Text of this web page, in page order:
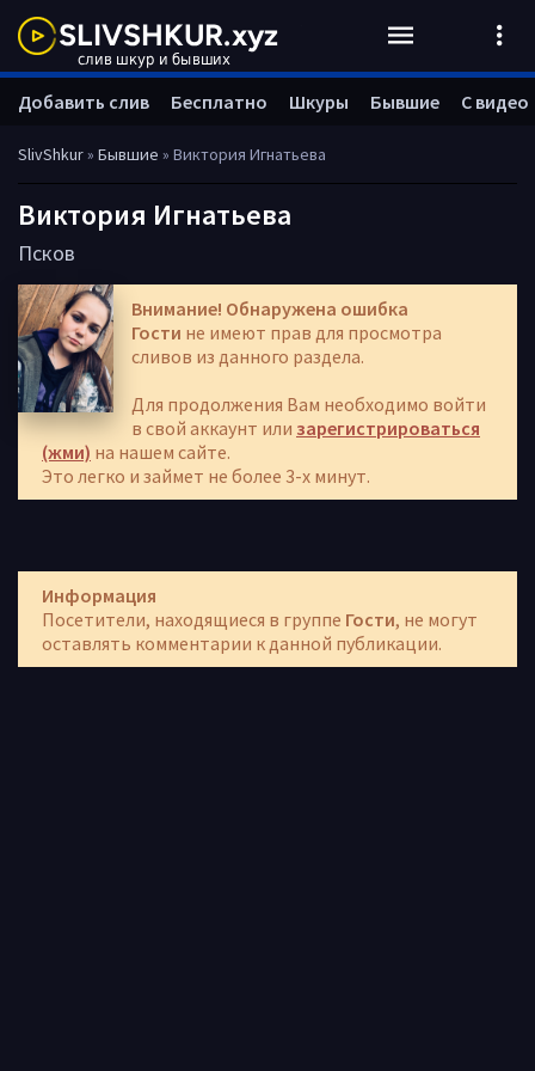
SlivShkur» Бывшие » Виктория Игнатьева
Виктория Игнатьева
Псков
Внимание! Обнаружена ошибка
Гости не имеют прав для просмотра
сливов из данного раздела.
Для продолжения Вам необходимо войти
в свой аккаунт или зарегистрироваться
(жми) на нашем сайте.
Это легко и займет не более 3-х минут.
Информация
Посетители, находящиеся в группе Гости, не могут
оставлять комментарии к данной публикации.
Добавить слив Бесплатно Шкуры Бывшие С видео